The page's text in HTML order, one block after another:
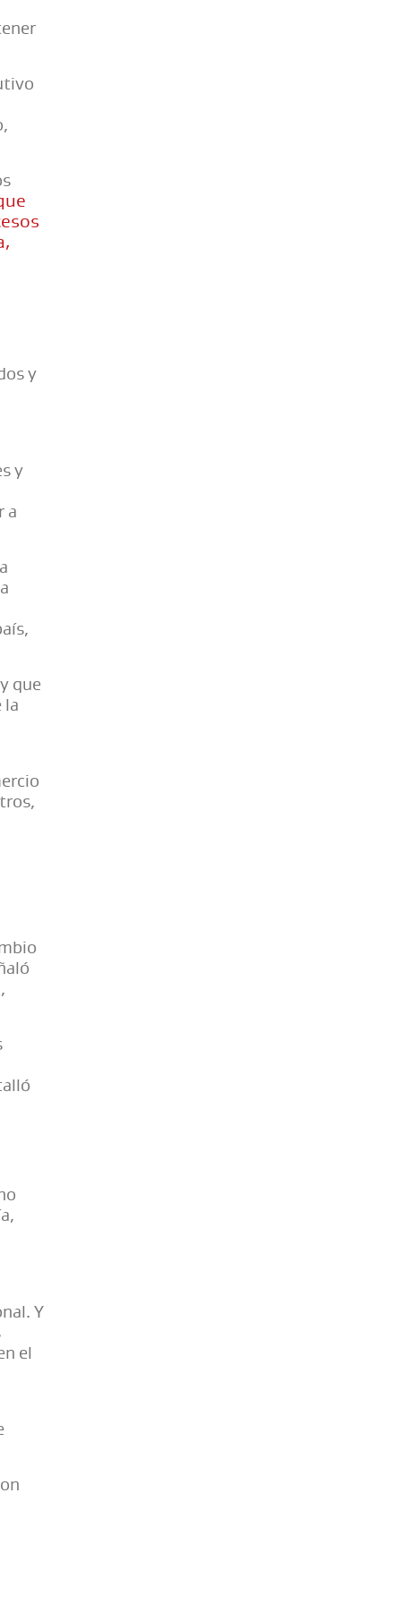
y
y
a
que
la
Y
el